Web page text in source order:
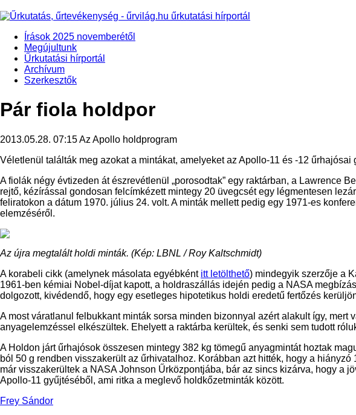
Írások 2025 novemberétől
Megújultunk
Űrkutatási hírportál
Archívum
Szerkesztők
Pár fiola holdpor
2013.05.28. 07:15Az Apollo holdprogram
Véletlenül találták meg azokat a mintákat, amelyeket az Apollo-11 és -12
A fiolák négy évtizeden át észrevétlenül „porosodtak” egy raktárban, a Lawrence
rejtő, kézírással gondosan felcímkézett mintegy 20 üvegcsét egy légmentesen
feliratokon a dátum 1970. július 24. volt. A minták mellett pedig egy 1971-es
elemzéséről.
Az újra megtalált holdi minták. (Kép: LBNL / Roy Kaltschmidt)
A korabeli cikk (amelynek másolata egyébként itt letölthető) mindegyik szerzője a
1961-ben kémiai Nobel-díjat kapott, a holdraszállás idején pedig a NASA
dolgozott, kivédendő, hogy egy esetleges hipotetikus holdi eredetű fertőzés
A most váratlanul felbukkant minták sorsa minden bizonnyal azért alakult így,
anyagelemzéssel elkészültek. Ehelyett a raktárba kerültek, és senki sem tudott
A Holdon járt űrhajósok összesen mintegy 382 kg tömegű anyagmintát hoztak
ból 50 g rendben visszakerült az űrhivatalhoz. Korábban azt hitték, hogy a
már visszakerültek a NASA Johnson Űrközpontjába, bár az sincs kizárva, hogy a
Apollo-11 gyűjtéséből, ami ritka a meglevő holdkőzetminták között.
Frey Sándor